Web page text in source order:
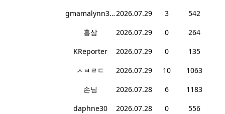
gmamalynn3782026.07.29 3
542
홍삼 2026.07.29 0
264
KReporter 2026.07.29 0
135
ㅅㅂㄹㄷ 2026.07.29 10
1063
손님 2026.07.28 6
1183
daphne30 2026.07.28 0
556